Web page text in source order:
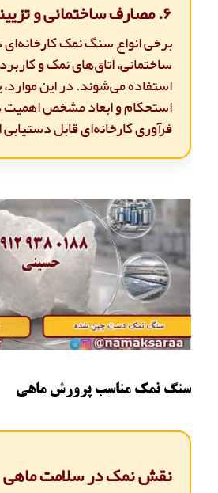
۶. مصارف ساختمانی و تزیینی
برخی انواع سنگ نمک
ساختمانی، اتاق‌های نمک و
استفاده می‌شوند. در این موارد،
استحکام و ابعاد مشخص اهمیت
فرآوری کارخانه‌ای قابل
سنگ نمک مناسب پرورش ماهی
نقش نمک در سلامت ماهی